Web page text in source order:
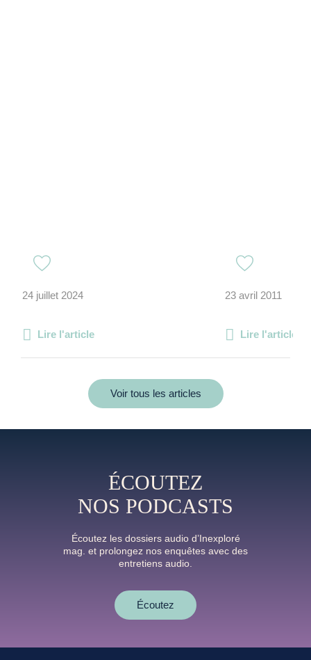
24 juillet 2024
Lire l'article
23 avril 2011
Lire l'article
Voir tous les articles
ÉCOUTEZ
NOS PODCASTS
Écoutez les dossiers audio d’Inexploré
mag. et prolongez nos enquêtes avec des
entretiens audio.
Écoutez